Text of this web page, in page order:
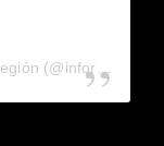
Una publicación compartida por Info Región (@inforegion_redes)